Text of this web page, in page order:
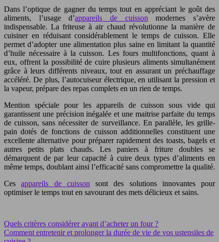
Dans l’optique de gagner du temps tout en appréciant le goût des
aliments, l’usage d’appareils de cuisson modernes s’avère
indispensable. La friteuse à air chaud révolutionne la manière de
cuisiner en réduisant considérablement le temps de cuisson. Elle
permet d’adopter une alimentation plus saine en limitant la quantité
d’huile nécessaire à la cuisson. Les fours multifonctions, quant à
eux, offrent la possibilité de cuire plusieurs aliments simultanément
grâce à leurs différents niveaux, tout en assurant un préchauffage
accéléré. De plus, l’autocuiseur électrique, en utilisant la pression et
la vapeur, prépare des repas complets en un rien de temps.
Mention spéciale pour les appareils de cuisson sous vide qui
garantissent une précision inégalée et une maitrise parfaite du temps
de cuisson, sans nécessiter de surveillance. En parallèle, les grille-
pain dotés de fonctions de cuisson additionnelles constituent une
excellente alternative pour préparer rapidement des toasts, bagels et
autres petits plats chauds. Les paniers à friture doubles se
démarquent de par leur capacité à cuire deux types d’aliments en
même temps, doublant ainsi l’efficacité sans compromettre la qualité.
Cesappareils de cuisson sont des solutions innovantes pour
optimiser le temps tout en savourant des mets délicieux et sains.
Quels critères considérer avant d’acheter un four ?
Comment entretenir et prolonger la durée de vie de vos ustensiles de